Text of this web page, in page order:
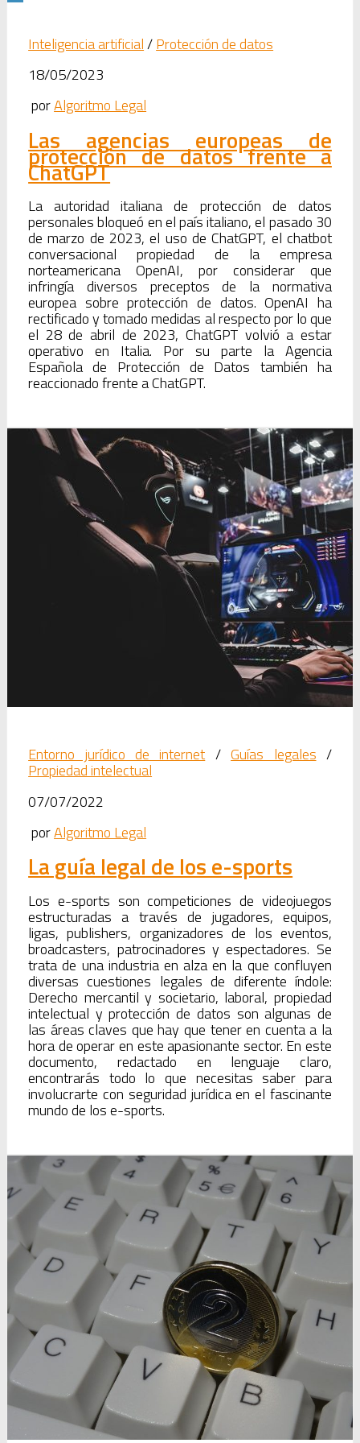
Inteligencia artificial/Protección de datos
18/05/2023
porAlgoritmo Legal
Las agencias europeas de
protección de datos frente a
ChatGPT
La autoridad italiana de protección de datos
personales bloqueó en el país italiano, el pasado 30
de marzo de 2023, el uso de ChatGPT, el chatbot
conversacional propiedad de la empresa
norteamericana OpenAI, por considerar que
infringía diversos preceptos de la normativa
europea sobre protección de datos. OpenAI ha
rectificado y tomado medidas al respecto por lo que
el 28 de abril de 2023, ChatGPT volvió a estar
operativo en Italia. Por su parte la Agencia
Española de Protección de Datos también ha
reaccionado frente a ChatGPT.
Entorno jurídico de internet/Guías legales/
Propiedad intelectual
07/07/2022
porAlgoritmo Legal
La guía legal de los e-sports
Los e-sports son competiciones de videojuegos
estructuradas a través de jugadores, equipos,
ligas, publishers, organizadores de los eventos,
broadcasters, patrocinadores y espectadores. Se
trata de una industria en alza en la que confluyen
diversas cuestiones legales de diferente índole:
Derecho mercantil y societario, laboral, propiedad
intelectual y protección de datos son algunas de
las áreas claves que hay que tener en cuenta a la
hora de operar en este apasionante sector. En este
documento, redactado en lenguaje claro,
encontrarás todo lo que necesitas saber para
involucrarte con seguridad jurídica en el fascinante
mundo de los e-sports.